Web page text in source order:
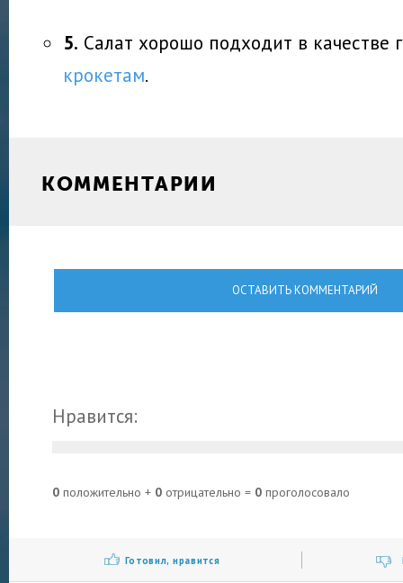
5. Салат хорошо подходит в качестве
крокетам.
КОММЕНТАРИИ
ОСТАВИТЬ КОММЕНТАРИЙ
Нравится:
0 положительно + 0 отрицательно = 0 проголосовало
Готовил, нравится